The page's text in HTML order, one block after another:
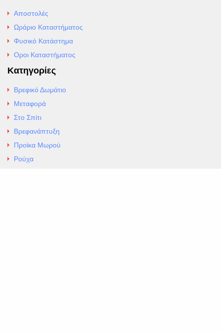
Αποστολές
Ωράριο Καταστήματος
Φυσικό Κατάστημα
Οροι Καταστήματος
Κατηγορίες
Βρεφικό Δωμάτιο
Μεταφορά
Στο Σπίτι
Βρεφανάπτυξη
Προίκα Μωρού
Ρούχα